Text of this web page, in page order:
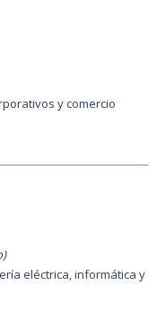
y comercio
eléctrica, informática y